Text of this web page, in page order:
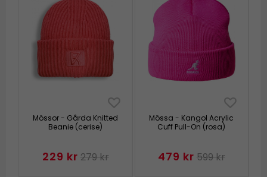
Mössor - Gårda Knitted
Beanie (cerise)
229 kr 279 kr
Mössa - Kangol Acrylic
Cuff Pull-On (rosa)
479 kr 599 kr